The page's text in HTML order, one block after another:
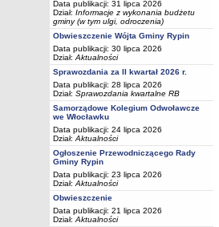
Data publikacji: 31 lipca 2026
Dział: Informacje z wykonania budżetu
gminy (w tym ulgi, odroczenia)
Obwieszczenie Wójta Gminy Rypin
Data publikacji: 30 lipca 2026
Dział: Aktualności
Sprawozdania za II kwartał 2026 r.
Data publikacji: 28 lipca 2026
Dział: Sprawozdania kwartalne RB
Samorządowe Kolegium Odwoławcze
we Włocławku
Data publikacji: 24 lipca 2026
Dział: Aktualności
Ogłoszenie Przewodniczącego Rady
Gminy Rypin
Data publikacji: 23 lipca 2026
Dział: Aktualności
Obwieszczenie
Data publikacji: 21 lipca 2026
Dział: Aktualności